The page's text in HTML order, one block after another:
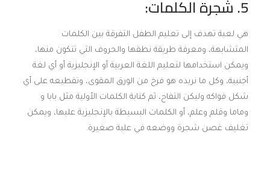
5. شجرة الكلمات:
هي لعبة تهدف إلى تعليم الطفل التفرقة بين الكلمات
المتشابهة، ومعرفة طريقة نطقها والحروف التي تتكون منها،
ويمكن استخدامها لتعليم اللغة العربية أو الإنجليزية أو أي لغة
أجنبية، وكل ما نريده هو فرخ من الورق المقوى، وتقطيعه على أي
شكل فواكه وليكن التفاح، ثم كتابة الكلمات الأولية مثل بابا و
وماما وقلم وعلم، أو الكلمات البسيطة بالإنجليزية عليها، ويمكن
تغليف غصن شجرة ووضعه في علبة صغيرة.